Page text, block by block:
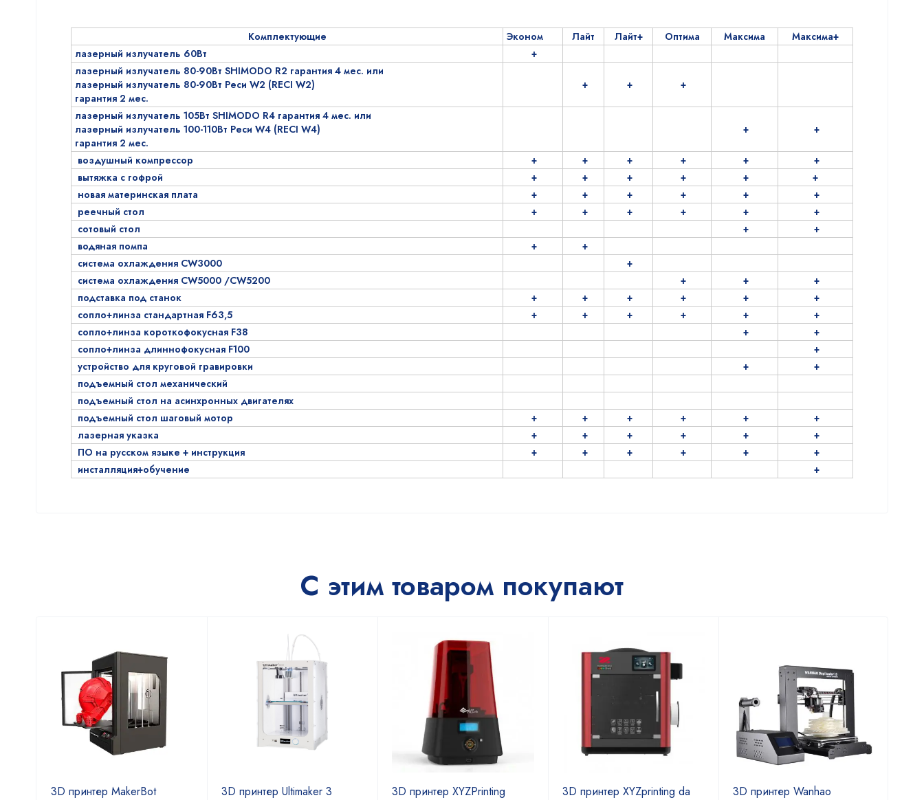
Комплектующие Эконом Лайт Лайт+ Оптима Максима
Максима+
лазерный излучатель 60Вт
+
лазерный излучатель 80-90Вт SHIMODO R2 гарантия 4 мес. или
лазерный излучатель 80-90Вт Реси W2 (RECI W2)
гарантия 2 меc.
+ + +
лазерный излучатель 105Вт SHIMODO R4 гарантия 4 мес. или
лазерный излучатель 100-110Вт Реси W4 (RECI W4)
гарантия 2 меc.
+ +
воздушный компрессор + + + + +
+
вытяжка с гофрой
+ + + + +
+
новая материнская плата
+ + + + +
+
реечный стол
+ + + + +
+
сотовый стол
+
+
водяная помпа
+
+
система охлаждения CW3000
+
система охлаждения CW5000 /CW5200
+ +
+
подставка под станок
+ + + + +
+
сопло+линза стандартная F63,5
+ + + + +
+
сопло+линза короткофокусная F38
+
+
сопло+линза длиннофокусная F100
+
устройство для круговой гравировки
+
+
подъемный стол механический
подъемный стол на асинхронных двигателях
подъемный стол шаговый мотор
+ + + + +
+
лазерная указка
+ + + + +
+
ПО на русском языке + инструкция
+ + + + +
+
инсталляция+обучение
+
С этим товаром покупают
3D принтер MakerBot
3D принтер Ultimaker 3
3D принтер XYZPrinting
3D принтер XYZprinting da
3D принтер Wanhao